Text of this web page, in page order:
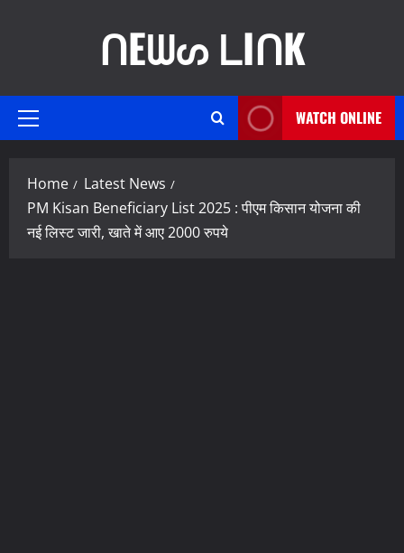
ᑎEᗯᔕ ᒪIᑎK
Primary
WATCH ONLINE
Home
Latest News
PM Kisan Beneficiary List 2025 : पीएम किसान योजना की
नई लिस्ट जारी, खाते में आए 2000 रुपये